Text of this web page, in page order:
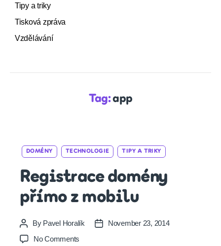
Tipy a triky
Tisková zpráva
Vzdělávání
Tag:app
Categories
DOMÉNY TECHNOLOGIE TIPY A TRIKY
Registrace domény
přímo z mobilu
Post
author
By Pavel Horalík
PostNovember 23, 2014
No Comments